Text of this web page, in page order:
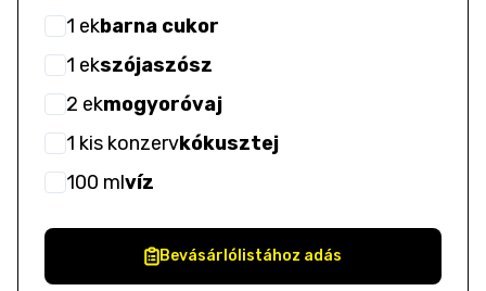
1 ekbarna cukor
1 ekszójaszósz
2 ekmogyoróvaj
1 kis konzervkókusztej
100 mlvíz
Bevásárlólistához adás